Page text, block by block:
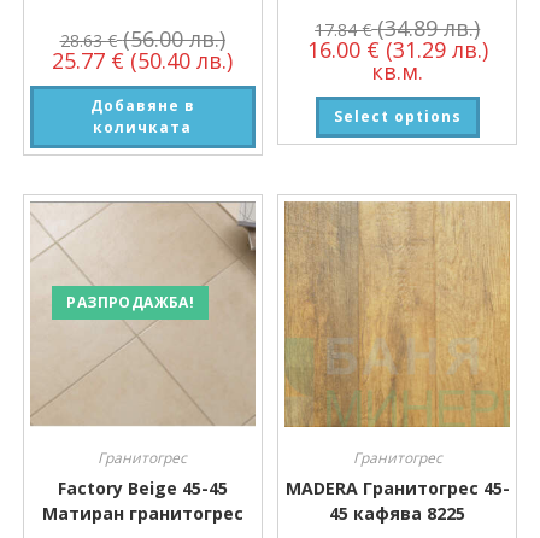
28.63€ (56.00 лв.)
25.77 € (50.40 лв.)
Добавяне в
количката
17.84€ (34.89 лв.)
16.00 € (31.29 лв.)
кв.м.
Select options
РАЗПРОДАЖБА!
Гранитогрес
Factory Beige 45-45
Матиран гранитогрес
Гранитогрес
MADERA Гранитогрес 45-
45 кафява 8225